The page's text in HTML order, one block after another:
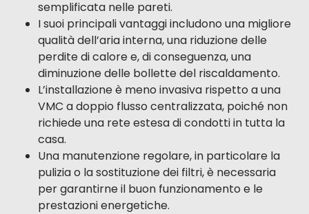
semplificata nelle pareti.
I suoi principali vantaggi includono una migliore
qualità dell’aria interna, una riduzione delle
perdite di calore e, di conseguenza, una
diminuzione delle bollette del riscaldamento.
L’installazione è meno invasiva rispetto a una
VMC a doppio flusso centralizzata, poiché non
richiede una rete estesa di condotti in tutta la
casa.
Una manutenzione regolare, in particolare la
pulizia o la sostituzione dei filtri, è necessaria
per garantirne il buon funzionamento e le
prestazioni energetiche.